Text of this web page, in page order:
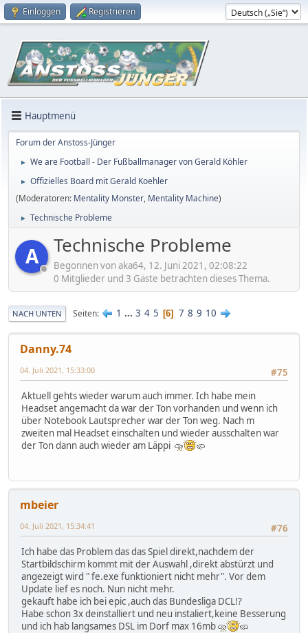
Einloggen Registrieren
Hauptmenü
Forum der Anstoss-Jünger
► We are Football - Der Fußballmanager von Gerald Köhler
►
Offizielles Board mit Gerald Koehler
(Moderatoren: Mentality Monster, Mentality Machine)
► Technische Probleme
A Technische Probleme
Begonnen von aka64, 12. Juni 2021, 02:08:22
0 Mitglieder und 3 Gäste betrachten dieses Thema.
NACH UNTEN Seiten 1 ... 3 4 5 6 7 8 9 10
Danny.74
#75
04. Juli 2021, 15:33:00
Aktuell gehts wieder warum auch immer. Ich habe mein
Headset angemacht da war der Ton vorhanden und wenn ich
über Notebook Lautsprecher war der Ton weg. Nach m
zweiten mal Headset einschalten und wieder ausschalten war
der Ton dann auch wieder am Läppi
mbeier
#76
04. Juli 2021, 15:34:41
Ich habe das Problem das das Spiel direkt,nachdem der
Startbildschirm kommt mit der Auswahl ,direkt abstürzt und
angezeigt wird " fe.exe funktioniert nicht mehr". Vor dem
Update lief es noch. Nun nicht mehr.
gekauft habe ich bei epic ,auch das Bundesliga DCL!?
Habe schon 3x deinstalliert und neu instaliert,keine Besserung
und ich hab langsames DSL im Dorf max 16mb